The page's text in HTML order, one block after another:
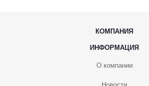
КОМПАНИЯ
ИНФОРМАЦИЯ
О компании